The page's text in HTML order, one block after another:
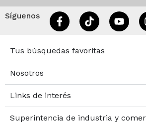
Síguenos
Tus búsquedas favoritas
Nosotros
Links de interés
Superintencia de industria y